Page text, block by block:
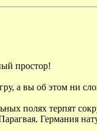
простор!
а вы об этом ни
полях терпят
Германия